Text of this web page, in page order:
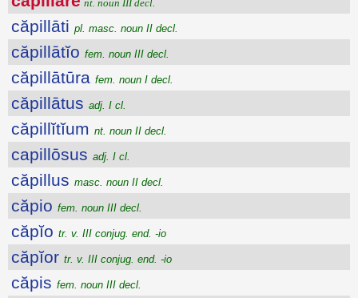
nt. noun III decl.
căpillāti pl. masc. noun II decl.
căpillātĭo fem. noun III decl.
căpillātūra fem. noun I decl.
căpillātus adj. I cl.
căpillĭtĭum nt. noun II decl.
capillōsus adj. I cl.
căpillus masc. noun II decl.
căpio fem. noun III decl.
căpĭo tr. v. III conjug. end. -io
căpĭor tr. v. III conjug. end. -io
căpis fem. noun III decl.